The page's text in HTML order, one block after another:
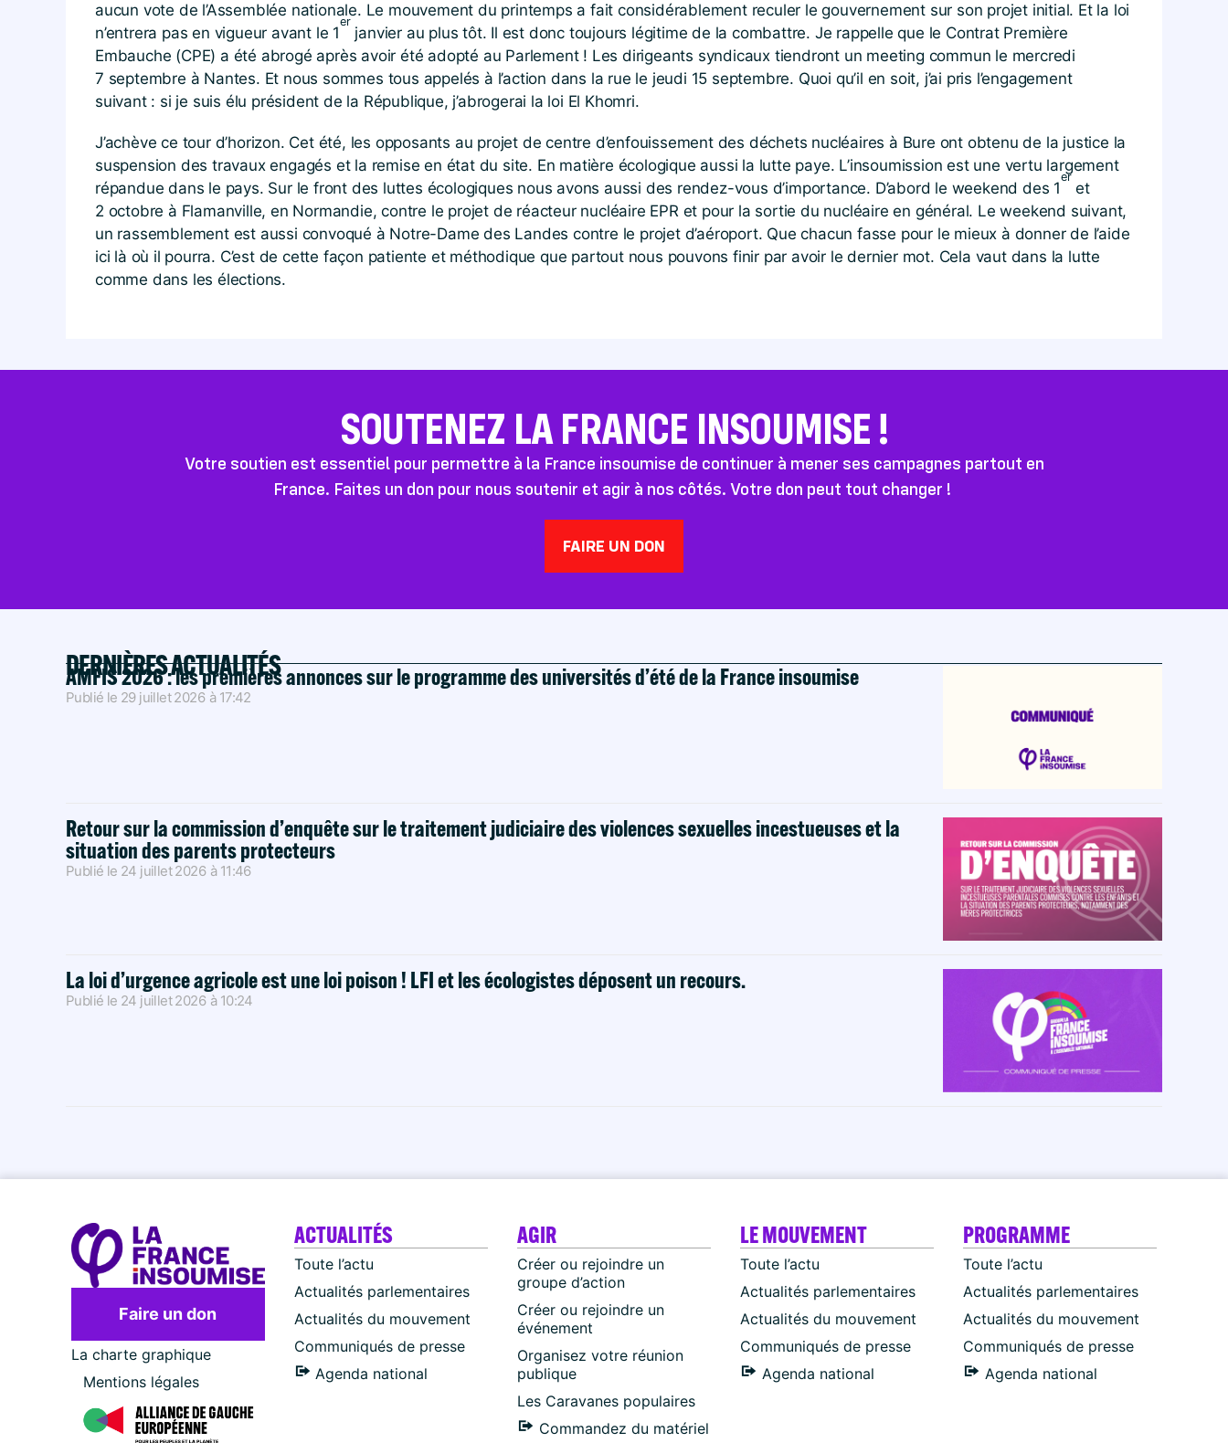
aucun vote de l’Assemblée nationale. Le mouvement du printemps a fait considérablement reculer le gouvernement sur son projet initial. Et la loi
n’entrera pas en vigueur avant le 1
er
janvier au plus tôt. Il est donc toujours légitime de la combattre. Je rappelle que le Contrat Première
Embauche (CPE) a été abrogé après avoir été adopté au Parlement ! Les dirigeants syndicaux tiendront un meeting commun le mercredi
7 septembre à Nantes. Et nous sommes tous appelés à l’action dans la rue le jeudi 15 septembre. Quoi qu’il en soit, j’ai pris l’engagement
suivant : si je suis élu président de la République, j’abrogerai la loi El Khomri.
J’achève ce tour d’horizon. Cet été, les opposants au projet de centre d’enfouissement des déchets nucléaires à Bure ont obtenu de la justice la
suspension des travaux engagés et la remise en état du site. En matière écologique aussi la lutte paye. L’insoumission est une vertu largement
répandue dans le pays. Sur le front des luttes écologiques nous avons aussi des rendez-vous d’importance. D’abord le weekend des 1
er
et
2 octobre à Flamanville, en Normandie, contre le projet de réacteur nucléaire EPR et pour la sortie du nucléaire en général. Le weekend suivant,
un rassemblement est aussi convoqué à Notre-Dame des Landes contre le projet d’aéroport. Que chacun fasse pour le mieux à donner de l’aide
ici là où il pourra. C’est de cette façon patiente et méthodique que partout nous pouvons finir par avoir le dernier mot. Cela vaut dans la lutte
comme dans les élections.
SOUTENEZ LA FRANCE INSOUMISE !
Votre soutien est essentiel pour permettre à la France insoumise de continuer à mener ses campagnes partout en
France. Faites un don pour nous soutenir et agir à nos côtés. Votre don peut tout changer !
FAIRE UN DON
DERNIÈRES ACTUALITÉS
AMFIS 2026 : les premières annonces sur le programme des universités d’été de la France insoumise
Publié le 29 juillet 2026 à 17:42
Retour sur la commission d’enquête sur le traitement judiciaire des violences sexuelles incestueuses et la
situation des parents protecteurs
Publié le 24 juillet 2026 à 11:46
La loi d’urgence agricole est une loi poison ! LFI et les écologistes déposent un recours.
Publié le 24 juillet 2026 à 10:24
Faire un don
La charte graphique
Mentions légales
ACTUALITÉS
Toute l’actu
Actualités parlementaires
Actualités du mouvement
Communiqués de presse
Agenda national
AGIR
Créer ou rejoindre un
groupe d’action
Créer ou rejoindre un
événement
Organisez votre réunion
publique
Les Caravanes populaires
Commandez du matériel
LE MOUVEMENT
Toute l’actu
Actualités parlementaires
Actualités du mouvement
Communiqués de presse
Agenda national
PROGRAMME
Toute l’actu
Actualités parlementaires
Actualités du mouvement
Communiqués de presse
Agenda national